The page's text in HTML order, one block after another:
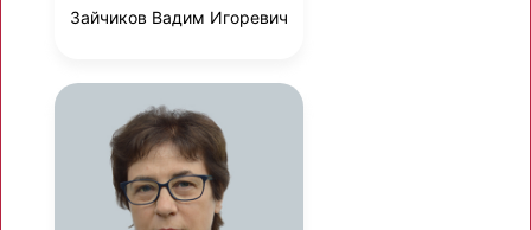
Зайчиков Вадим Игоревич